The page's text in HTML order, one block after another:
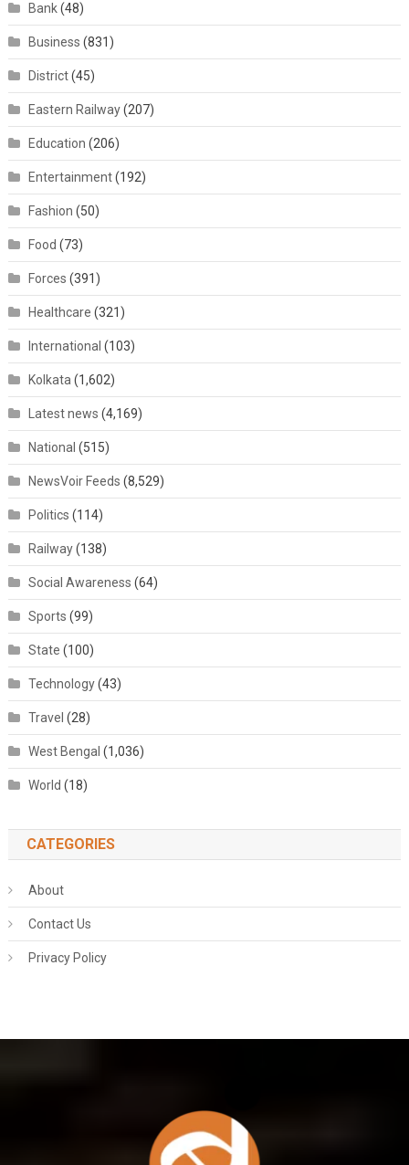
Bank(48)
Business (831)
District(45)
Eastern Railway(207)
Education (206)
Entertainment(192)
Fashion (50)
Food (73)
Forces (391)
Healthcare (321)
International (103)
Kolkata (1,602)
Latest news (4,169)
National (515)
NewsVoir Feeds (8,529)
Politics (114)
Railway(138)
Social Awareness (64)
Sports (99)
State (100)
Technology(43)
Travel (28)
West Bengal (1,036)
World (18)
CATEGORIES
About
Contact Us
Privacy Policy